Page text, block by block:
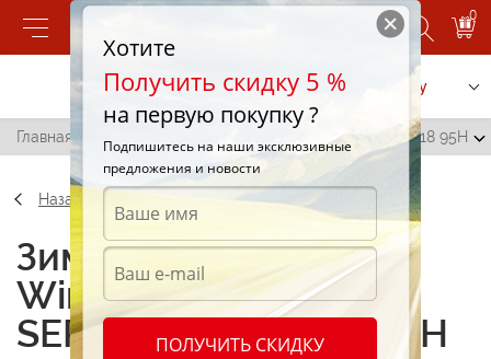
0
Позвонить Заказать услугу
Главная / Pirelli Winter 210 SottoZero SERIE II 225/45 R18 95H
Назад
Зимние шины Pirelli
Winter 210 SottoZero
SERIE II 225/45 R18 95H
Хотите
Получить скидку 5 %
на первую покупку ?
Подпишитесь на наши эксклюзивные
предложения и новости
ПОЛУЧИТЬ СКИДКУ